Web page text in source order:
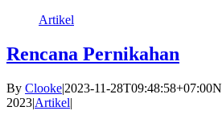
Artikel
Rencana Pernikahan
By Clooke|2023-11-28T09:48:58+07:00
2023|Artikel|